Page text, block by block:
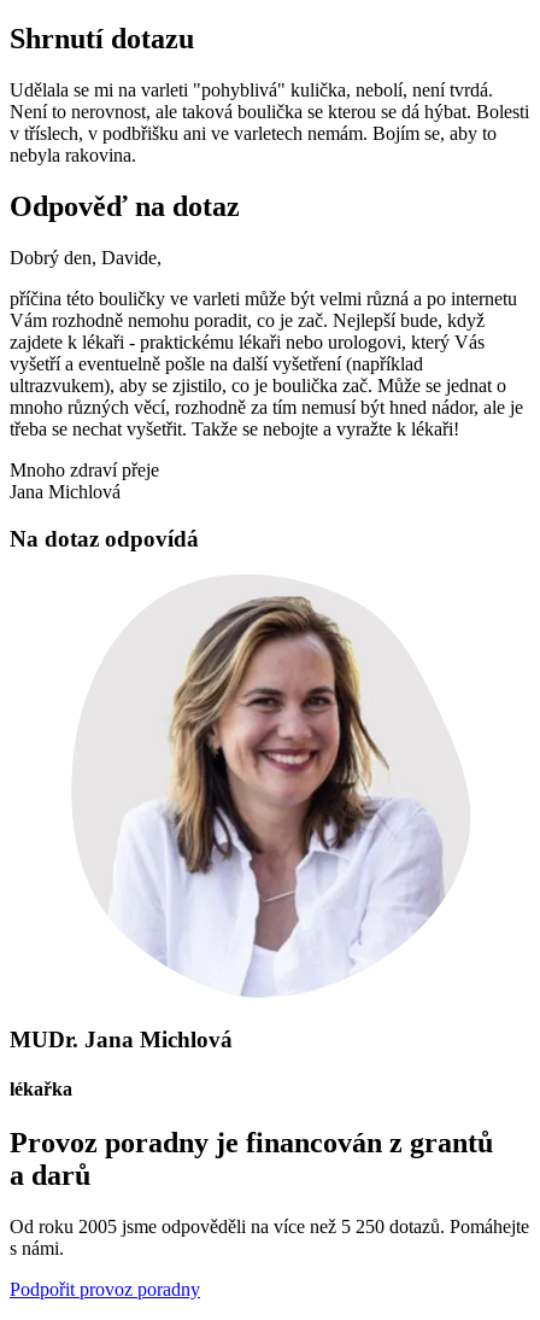
Shrnutí dotazu
Udělala se mi na varleti "pohyblivá" kulička, nebolí, není tvrdá.
Není to nerovnost, ale taková boulička se kterou se dá hýbat. Bolesti
v tříslech, v podbřišku ani ve varletech nemám. Bojím se, aby to
nebyla rakovina.
Odpověď na dotaz
Dobrý den, Davide,
příčina této bouličky ve varleti může být velmi různá a po internetu
Vám rozhodně nemohu poradit, co je zač. Nejlepší bude, když
zajdete k lékaři - praktickému lékaři nebo urologovi, který Vás
vyšetří a eventuelně pošle na další vyšetření (například
ultrazvukem), aby se zjistilo, co je boulička zač. Může se jednat o
mnoho různých věcí, rozhodně za tím nemusí být hned nádor, ale je
třeba se nechat vyšetřit. Takže se nebojte a vyražte k lékaři!
Mnoho zdraví přeje
Jana Michlová
Na dotaz odpovídá
MUDr. Jana Michlová
lékařka
Provoz poradny je financován z grantů
a darů
Od roku 2005 jsme odpověděli na více než 5 250 dotazů. Pomáhejte
s námi.
Podpořit provoz poradny